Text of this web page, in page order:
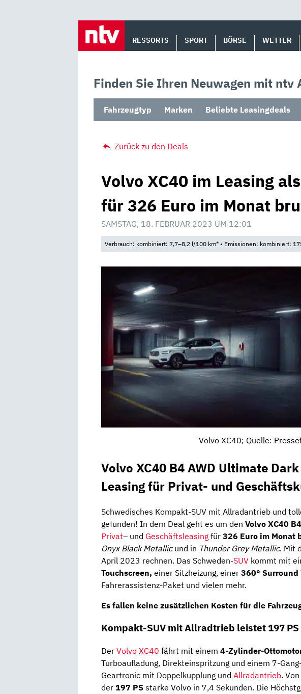
RESSORTS SPORT BÖRSE WETTER
Finden Sie Ihren Neuwagen mit ntv
Fahrzeugtyp Marken Beliebte Leasingdeals
Zurück zu den Deals
Volvo XC40 im Leasing
für 326 Euro im Monat
SAMSTAG, 18. FEBRUAR 2023 UM 12:01
Verbrauch: kombiniert: 7,7–8,2 l/100 km* • Emissionen: kombiniert:
Volvo XC40; Quelle:
Volvo XC40 B4 AWD Ultimate
Leasing für Privat- und
Schwedisches Kompakt-SUV mit Allradantrieb und
gefunden! In dem Deal geht es um den Volvo XC40
Privat– und Geschäftsleasing für 326 Euro im Monat
Onyx Black Metallicund in Thunder Grey Metallic. Mit
April 2023 rechnen. Das Schweden-SUV kommt mit
Touchscreen, einer Sitzheizung, einer 360° Surround
Fahrerassistenz-Paket und vielen mehr.
Es fallen keine zusätzlichen Kosten für die
Kompakt-SUV mit Allradtrieb leistet 197 PS
Der Volvo XC40 fährt mit einem 4-Zylinder-
Turboaufladung, Direkteinspritzung und einem 7-
Geartronic mit Doppelkupplung und Allradantrieb.
der 197 PS starke Volvo in 7,4 Sekunden. Die